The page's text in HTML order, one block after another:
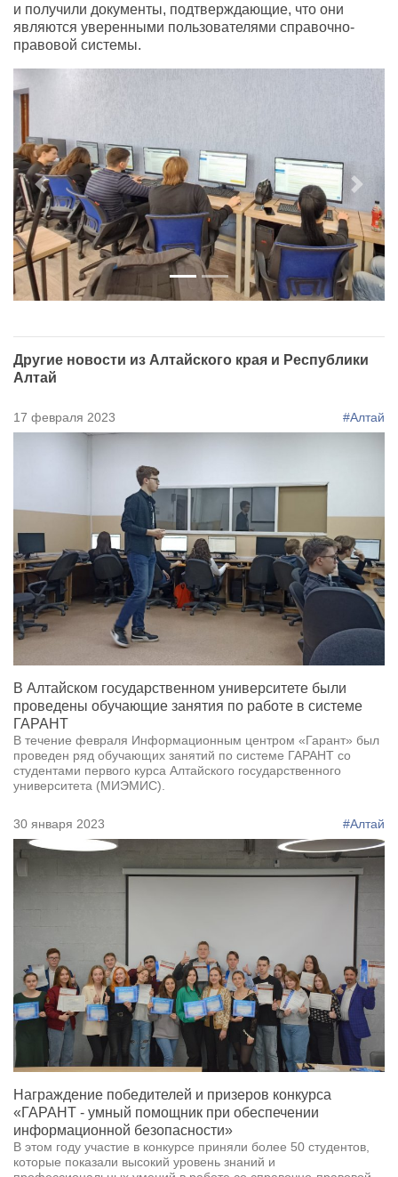
и получили документы, подтверждающие, что они
являются уверенными пользователями справочно-
правовой системы.
Previous Next
Другие новости из Алтайского края и Республики
Алтай
17 февраля 2023 #Алтай
В Алтайском государственном университете были
проведены обучающие занятия по работе в системе
ГАРАНТ
В течение февраля Информационным центром «Гарант» был
проведен ряд обучающих занятий по системе ГАРАНТ со
студентами первого курса Алтайского государственного
университета (МИЭМИС).
30 января 2023 #Алтай
Награждение победителей и призеров конкурса
«ГАРАНТ - умный помощник при обеспечении
информационной безопасности»
В этом году участие в конкурсе приняли более 50 студентов,
которые показали высокий уровень знаний и